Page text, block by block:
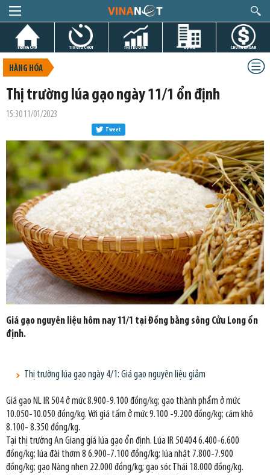
TRANG CHỦ TIN GIỜ CHÓT THỊ TRƯỜNG DỰ ÁN CHỨNG KHOÁN
HÀNG HÓA
Thị trường lúa gạo ngày 11/1 ổn định
15:30 11/01/2023
Tweet
Giá gạo nguyên liệu hôm nay 11/1 tại Đồng bằng sông Cửu Long ổn
định.
Thị trường lúa gạo ngày 4/1: Giá gạo nguyên liệu giảm
Giá gạo NL IR 504 ở mức 8.900-9.100 đồng/kg; gạo thành phẩm ở mức
10.050-10.050 đồng/kg. Với giá tấm ở mức 9.100 -9.200 đồng/kg; cám khô
8.100- 8.350 đồng/kg.
Tại thị trường An Giang giá lúa gạo ổn định. Lúa IR 50404 6.400-6.600
đồng/kg; lúa đài thơm 8 6.900-7.100 đồng/kg; lúa nhật 7.800-7.900
đồng/kg; gạo Nàng nhen 22.000 đồng/kg; gạo sóc Thái 18.000 đồng/kg.